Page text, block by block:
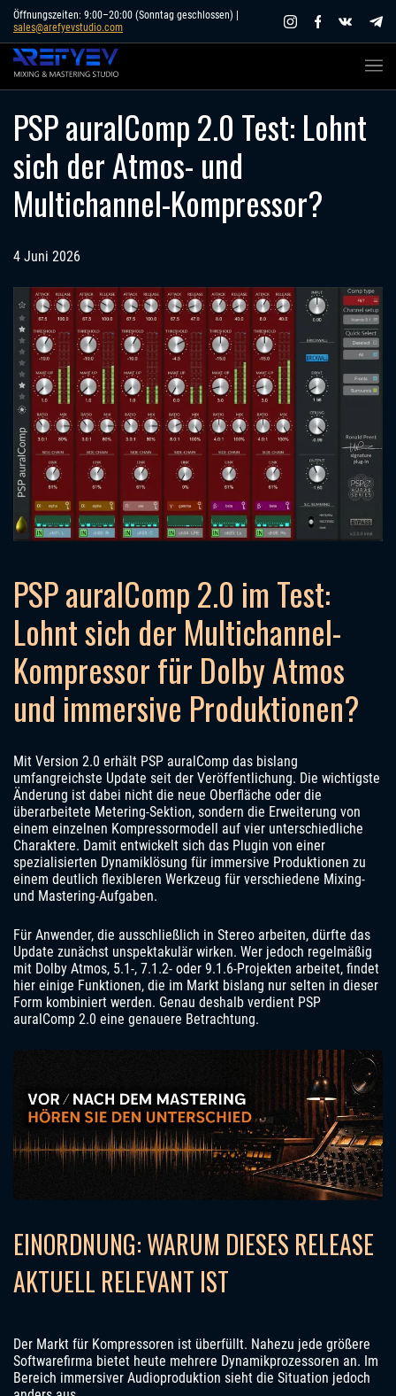
Skip
content
Öffnungszeiten: 9:00–20:00 (Sonntag geschlossen) |
sales@arefyevstudio.com
PSP auralComp 2.0 Test: Lohnt
sich der Atmos- und
Multichannel-Kompressor?
4 Juni 2026
PSP auralComp 2.0 im Test:
Lohnt sich der Multichannel-
Kompressor für Dolby Atmos
und immersive Produktionen?
Mit Version 2.0 erhält PSP auralComp das bislang
umfangreichste Update seit der Veröffentlichung. Die wichtigste
Änderung ist dabei nicht die neue Oberfläche oder die
überarbeitete Metering-Sektion, sondern die Erweiterung von
einem einzelnen Kompressormodell auf vier unterschiedliche
Charaktere. Damit entwickelt sich das Plugin von einer
spezialisierten Dynamiklösung für immersive Produktionen zu
einem deutlich flexibleren Werkzeug für verschiedene Mixing-
und Mastering-Aufgaben.
Für Anwender, die ausschließlich in Stereo arbeiten, dürfte das
Update zunächst unspektakulär wirken. Wer jedoch regelmäßig
mit Dolby Atmos, 5.1-, 7.1.2- oder 9.1.6-Projekten arbeitet, findet
hier einige Funktionen, die im Markt bislang nur selten in dieser
Form kombiniert werden. Genau deshalb verdient PSP
auralComp 2.0 eine genauere Betrachtung.
EINORDNUNG: WARUM DIESES RELEASE
AKTUELL RELEVANT IST
Der Markt für Kompressoren ist überfüllt. Nahezu jede größere
Softwarefirma bietet heute mehrere Dynamikprozessoren an. Im
Bereich immersiver Audioproduktion sieht die Situation jedoch